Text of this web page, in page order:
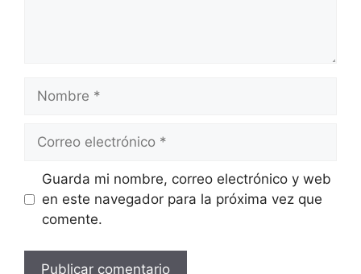
Nombre
Correo
Guarda mi nombre, correo electrónico y web
en este navegador para la próxima vez que
comente.